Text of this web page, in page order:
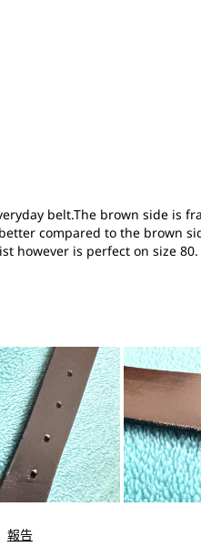
belt.The brown side is
compared to the brown
however is perfect on size 80.
報告